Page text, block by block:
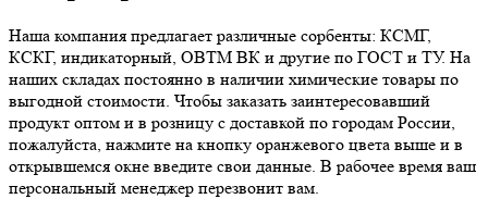
Наша компания предлагает различные сорбенты: КСМГ,
КСКГ, индикаторный, ОВТМ ВК и другие по ГОСТ и ТУ. На
наших складах постоянно в наличии химические товары по
выгодной стоимости. Чтобы заказать заинтересовавший
продукт оптом и в розницу с доставкой по городам России,
пожалуйста, нажмите на кнопку оранжевого цвета выше и в
открывшемся окне введите свои данные. В рабочее время ваш
персональный менеджер перезвонит вам.